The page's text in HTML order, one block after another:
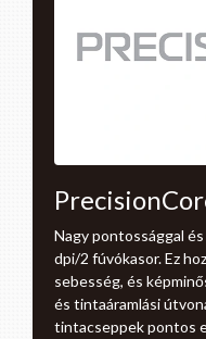
Nagy pontossággal
dpi/2 fúvókasor. Ez
sebesség, és
és tintaáramlási
tintacseppek pontos